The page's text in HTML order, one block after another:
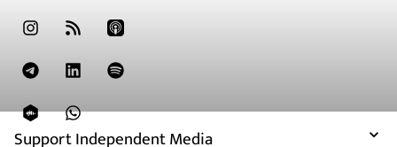
Support Independent Media